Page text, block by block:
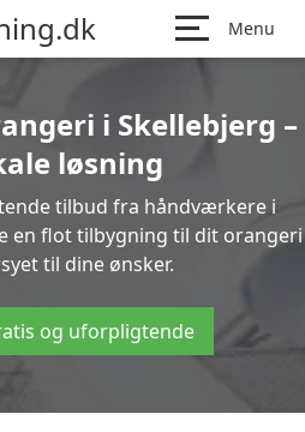
Menu
i Skellebjerg –
løsning
tilbud fra håndværkere i
en flot tilbygning til dit orangeri
til dine ønsker.
og uforpligtende